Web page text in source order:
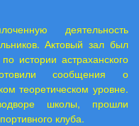
деятельность
Актовый зал был
истории астраханского
сообщения о
теоретическом уровне.
школы, прошли
клуба.